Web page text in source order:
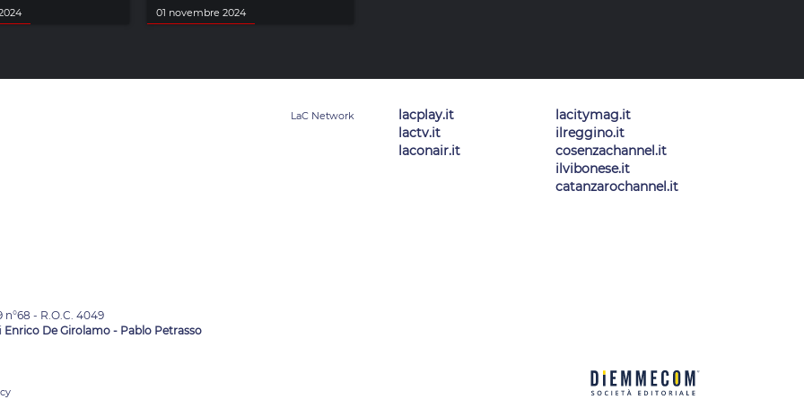
01 novembre 2024
lacplay.it
lactv.it
laconair.it
lacitymag.it
ilreggino.it
cosenzachannel.it
ilvibonese.it
catanzarochannel.it
- R.O.C. 4049
Enrico De Girolamo - Pablo Petrasso